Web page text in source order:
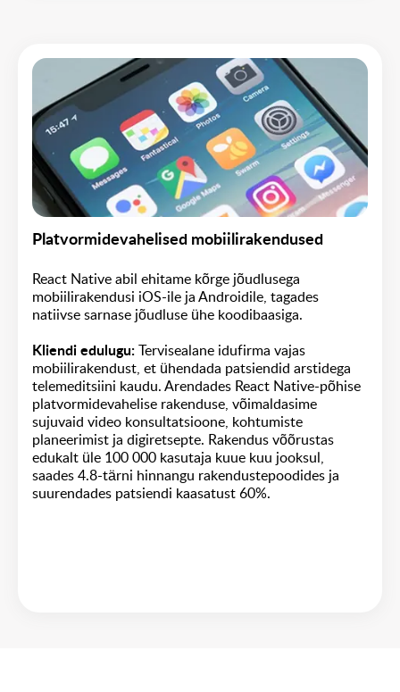
Platvormidevahelised mobiilirakendused
React Native abil ehitame kõrge jõudlusega
mobiilirakendusi iOS-ile ja Androidile, tagades
natiivse sarnase jõudluse ühe koodibaasiga.
Kliendi edulugu: Tervisealane idufirma vajas
mobiilirakendust, et ühendada patsiendid arstidega
telemeditsiini kaudu. Arendades React Native-põhise
platvormidevahelise rakenduse, võimaldasime
sujuvaid video konsultatsioone, kohtumiste
planeerimist ja digiretsepte. Rakendus võõrustas
edukalt üle 100 000 kasutaja kuue kuu jooksul,
saades 4.8-tärni hinnangu rakendustepoodides ja
suurendades patsiendi kaasatust 60%.